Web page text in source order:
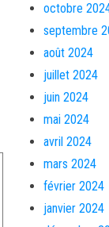
octobre
septembre
août 2024
juillet 2024
juin 2024
mai 2024
avril 2024
mars 2024
février 2024
janvier 2024